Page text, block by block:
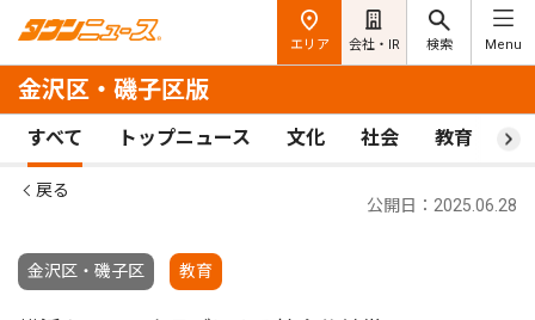
エリア 会社・IR 検索 Menu
金沢区・磯子区版
すべて トップニュース 文化 社会 教育 ス
戻る
金沢区・磯子区 教育
公開日：2025.06.28